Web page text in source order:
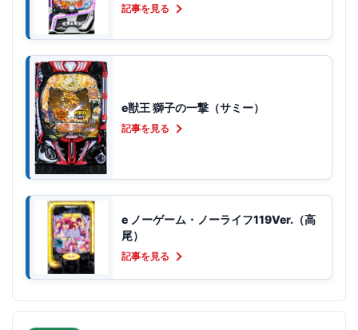
記事を見る
e獣王 獅子の一撃（サミー）
記事を見る
e ノーゲーム・ノーライフ119Ver.（高
尾）
記事を見る